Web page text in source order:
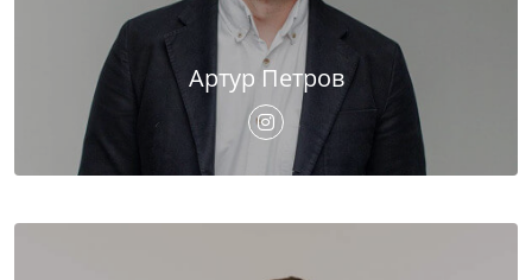
Артур Петров